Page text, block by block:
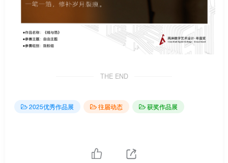
THE END
2025优秀作品展 往届动态 获奖作品展